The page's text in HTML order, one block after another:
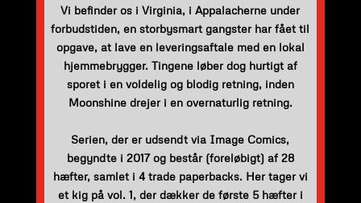
Vi befinder os i Virginia, i Appalacherne under
forbudstiden, en storbysmart gangster har fået til
opgave, at lave en leveringsaftale med en lokal
hjemmebrygger. Tingene løber dog hurtigt af
sporet i en voldelig og blodig retning, inden
Moonshine drejer i en overnaturlig retning.
Serien, der er udsendt via Image Comics,
begyndte i 2017 og består (foreløbigt) af 28
hæfter, samlet i 4 trade paperbacks. Her tager vi
et kig på vol. 1, der dækker de første 5 hæfter i